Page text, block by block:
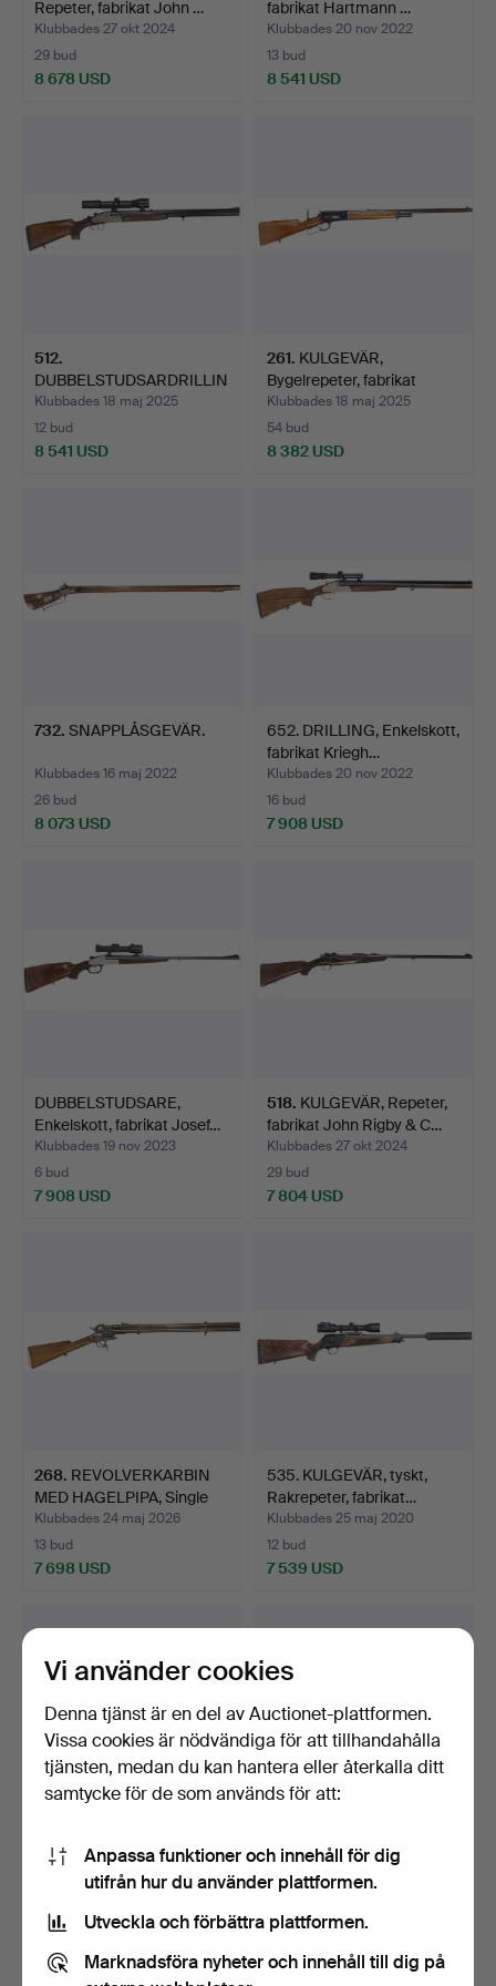
Repeter, fabrikat John …
Klubbades 27 okt 2024
29 bud
8 678 USD
fabrikat Hartmann …
Klubbades 20 nov 2022
13 bud
8 541 USD
512.
DUBBELSTUDSARDRILLIN
G, enkelskott, fabrika…
Klubbades 18 maj 2025
12 bud
8 541 USD
261. KULGEVÄR,
Bygelrepeter, fabrikat
Wincheste…
Klubbades 18 maj 2025
54 bud
8 382 USD
732. SNAPPLÅSGEVÄR.
Klubbades 16 maj 2022
26 bud
8 073 USD
652. DRILLING, Enkelskott,
fabrikat Kriegh…
Klubbades 20 nov 2022
16 bud
7 908 USD
DUBBELSTUDSARE,
Enkelskott, fabrikat Josef…
Klubbades 19 nov 2023
6 bud
7 908 USD
518. KULGEVÄR, Repeter,
fabrikat John Rigby & C…
Klubbades 27 okt 2024
29 bud
7 804 USD
268. REVOLVERKARBIN
MED HAGELPIPA, Single
Actio…
Klubbades 24 maj 2026
13 bud
7 698 USD
535. KULGEVÄR, tyskt,
Rakrepeter, fabrikat…
Klubbades 25 maj 2020
12 bud
7 539 USD
539.
HAGELGEVÄR,
Enkelskott, fabrikat
FN/Browni…
Klubbades 21 maj 2023
11 bud
450. KULGEVÄR med en
extra pipa, Enkelskot…
Klubbades 4 dec 2022
8 bud
Vi använder cookies
Denna tjänst är en del av Auctionet-plattformen.
Vissa cookies är nödvändiga för att tillhandahålla
tjänsten, medan du kan hantera eller återkalla ditt
samtycke för de som används för att:
Anpassa funktioner och innehåll för dig
utifrån hur du använder plattformen.
Utveckla och förbättra plattformen.
Marknadsföra nyheter och innehåll till dig på